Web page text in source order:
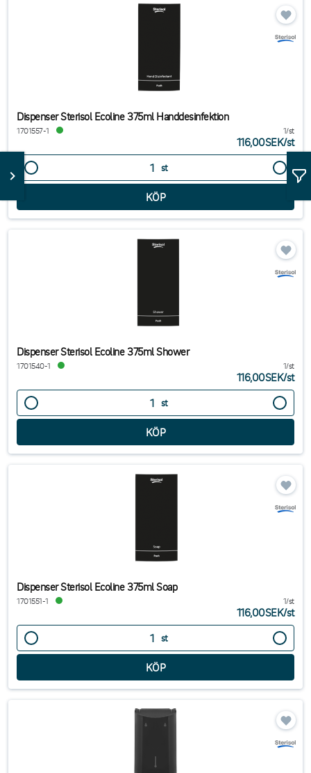
Dispenser Sterisol Ecoline 375ml Handdesinfektion
1701557-1 1/st
116,00SEK/st
st
Dispenser Sterisol Ecoline 375ml Shower
1701540-1 1/st
116,00SEK/st
st
Dispenser Sterisol Ecoline 375ml Soap
1701551-1 1/st
116,00SEK/st
st